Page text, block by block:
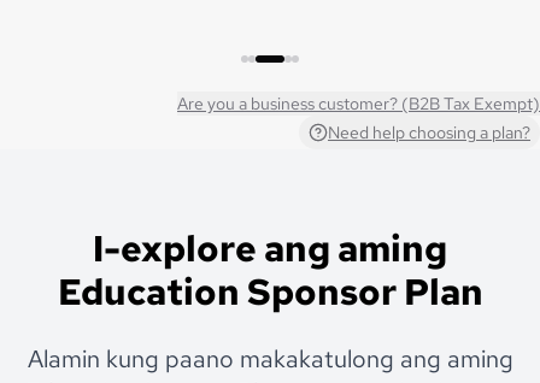
Are you a business customer? (B2B Tax Exempt)
Need help choosing a plan?
I-explore ang aming
Education Sponsor Plan
Alamin kung paano makakatulong ang aming